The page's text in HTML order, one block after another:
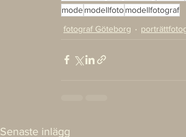
modemodellfotomodellfotograf
fotograf Göteborg
Senaste inlägg